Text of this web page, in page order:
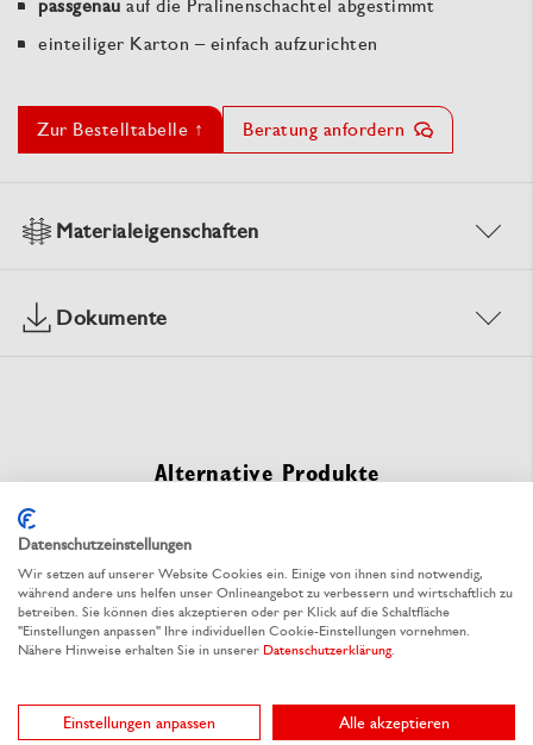
passgenau auf die Pralinenschachtel abgestimmt
einteiliger Karton – einfach aufzurichten
Zur Bestelltabelle ↑ Beratung anfordern
Materialeigenschaften
Dokumente
Alternative Produkte
Datenschutzeinstellungen
Wir setzen auf unserer Website Cookies ein. Einige von ihnen sind notwendig,
während andere uns helfen unser Onlineangebot zu verbessern und wirtschaftlich zu
betreiben. Sie können dies akzeptieren oder per Klick auf die Schaltfläche
"Einstellungen anpassen" Ihre individuellen Cookie-Einstellungen vornehmen.
Nähere Hinweise erhalten Sie in unserer Datenschutzerklärung
Einstellungen anpassen Alle akzeptieren